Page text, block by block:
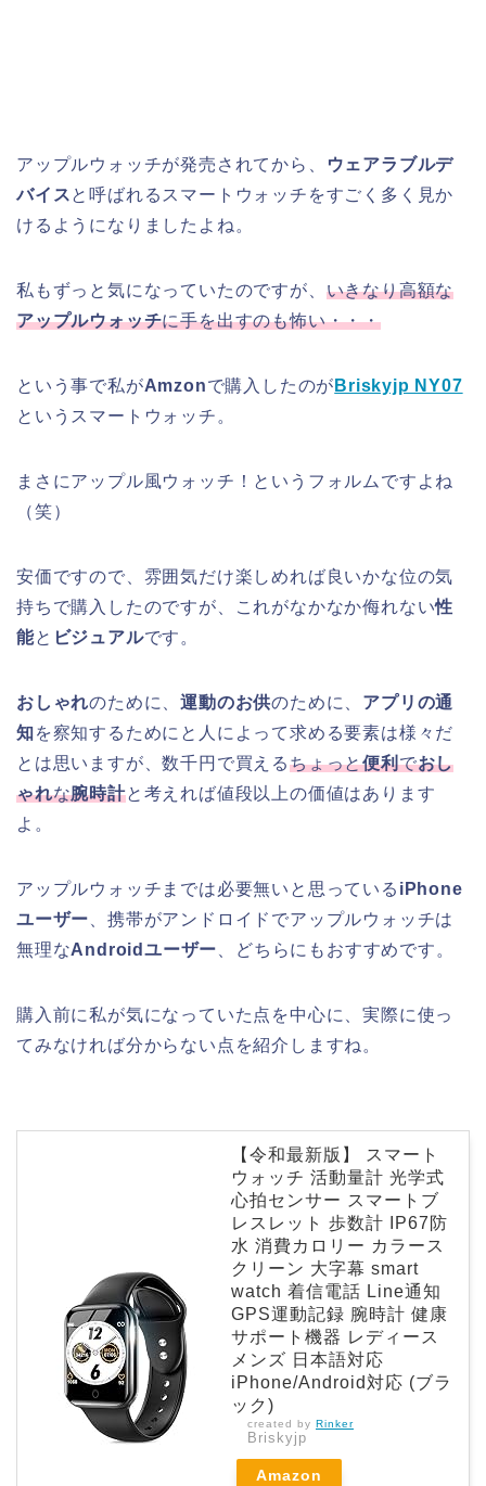
アップルウォッチが発売されてから、
ウェアラブルデ
バイスと呼ばれるスマートウォッチをすごく多く見か
けるようになりましたよね。
私もずっと気になっていたのですが、 いきなり高額な
アップルウォッチに手を出すのも怖い・・・
という事で私がAmzonで購入したのが Briskyjp NY07
というスマートウォッチ。
まさにアップル風ウォッチ！というフォルムですよね
（笑）
安価ですので、雰囲気だけ楽しめれば良いかな位の気
持ちで購入したのですが、これがなかなか侮れない性
能と ビジュアルです。
おしゃれのために、運動のお供のために、 アプリの通
知を察知するためにと人によって求める要素は様々だ
とは思いますが、数千円で買えるちょっと便利でおし
ゃれな腕時計と考えれば値段以上の価値はあります
よ。
アップルウォッチまでは必要無いと思っている iPhone
ユーザー 、携帯がアンドロイドでアップルウォッチは
無理なAndroidユーザー 、どちらにもおすすめです。
購入前に私が気になっていた点を中心に、実際に使っ
てみなければ分からない点を紹介しますね。
【令和最新版】 スマート
ウォッチ 活動量計 光学式
心拍センサー スマートブ
レスレット 歩数計 IP67防
水 消費カロリー カラース
クリーン 大字幕 smart
watch 着信電話 Line通知
GPS運動記録 腕時計 健康
サポート機器 レディース
メンズ 日本語対応
iPhone/Android対応 (ブラ
ック)
created by Rinker
Briskyjp
Amazon